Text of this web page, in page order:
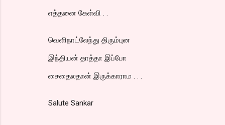
எத்தனை கேள்வி . .
வெளிநாட்லேந்து திரும்புன
இந்தியன் தாத்தா இப்போ
சைதைலதான் இருக்காராம . . .
Salute Sankar